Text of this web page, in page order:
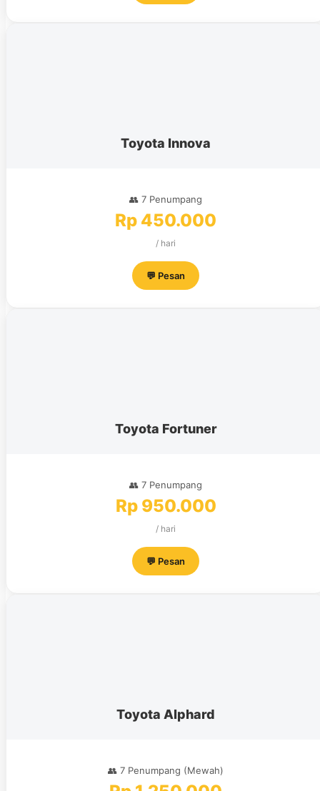
Toyota Innova
👥 7 Penumpang
Rp 450.000
/ hari
💬 Pesan
Toyota Fortuner
👥 7 Penumpang
Rp 950.000
/ hari
💬 Pesan
Toyota Alphard
👥 7 Penumpang (Mewah)